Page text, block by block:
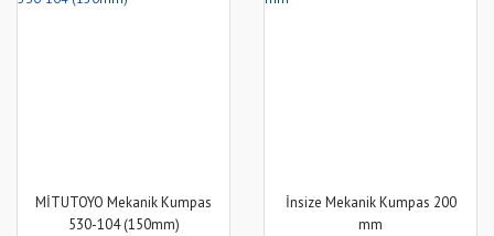
MİTUTOYO Mekanik Kumpas
530-104 (150mm)
İnsize Mekanik Kumpas 200
mm